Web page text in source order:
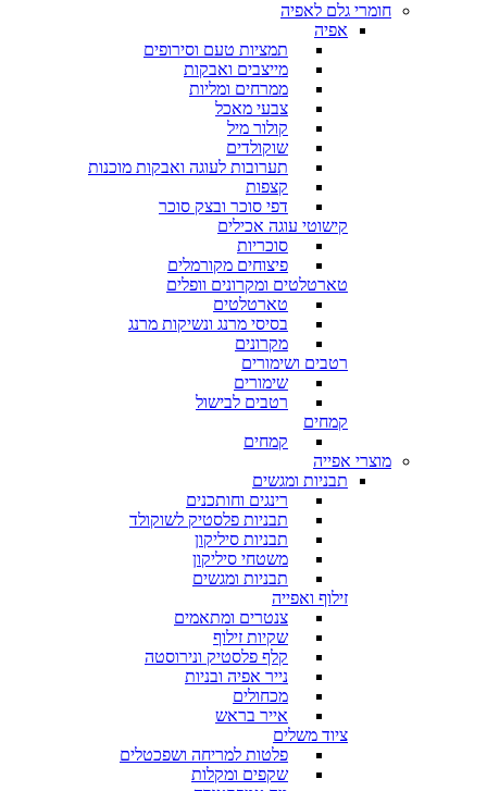
חומרי גלם לאפיה
אפיה
תמציות טעם וסירופים
מייצבים ואבקות
ממרחים ומליות
צבעי מאכל
קולור מיל
שוקולדים
תערובות לעוגה ואבקות מוכנות
קצפות
דפי סוכר ובצק סוכר
קישוטי עוגה אכילים
סוכריות
פיצוחים מקורמלים
טארטלטים ומקרונים וופלים
טארטלטים
בסיסי מרנג ונשיקות מרנג
מקרונים
רטבים ושימורים
שימורים
רטבים לבישול
קמחים
קמחים
מוצרי אפייה
תבניות ומגשים
רינגים וחותכנים
תבניות פלסטיק לשוקולד
תבניות סיליקון
משטחי סיליקון
תבניות ומגשים
זילוף ואפייה
צנטרים ומתאמים
שקיות זילוף
קלף פלסטיק ונירוסטה
נייר אפיה ובניות
מכחולים
אייר בראש
ציוד משלים
פלטות למריחה ושפכטלים
שקפים ומקלות